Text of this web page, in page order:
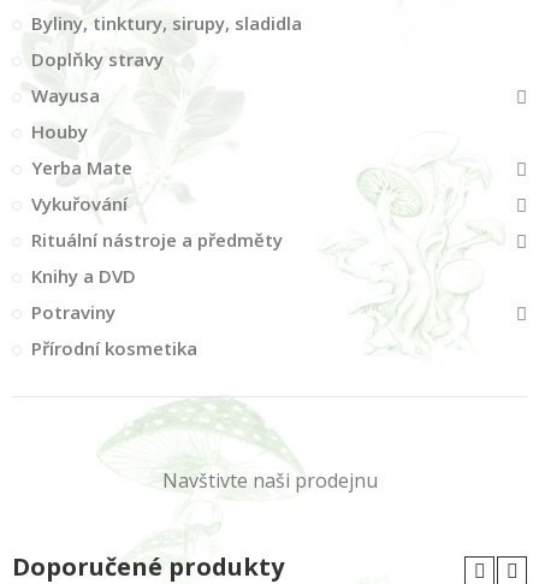
Byliny, tinktury, sirupy, sladidla
Doplňky stravy
Wayusa
Houby
Yerba Mate
Vykuřování
Rituální nástroje a předměty
Knihy a DVD
Potraviny
Přírodní kosmetika
Navštivte naši prodejnu
Doporučené produkty